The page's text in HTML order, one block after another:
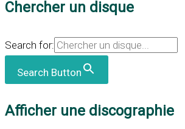
Chercher un disque
Search for:
Search Button
Afficher une discographie